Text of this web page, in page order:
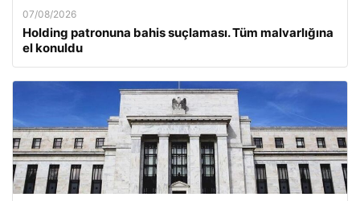
07/08/2026
Holding patronuna bahis suçlaması. Tüm malvarlığına
el konuldu